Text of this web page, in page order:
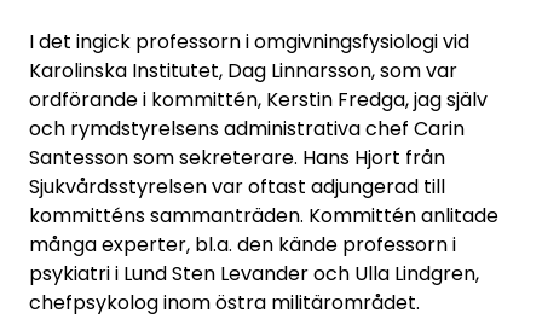
I det ingick professorn i omgivningsfysiologi vid
Karolinska Institutet, Dag Linnarsson, som var
ordförande i kommittén, Kerstin Fredga, jag själv
och rymdstyrelsens administrativa chef Carin
Santesson som sekreterare. Hans Hjort från
Sjukvårdsstyrelsen var oftast adjungerad till
kommitténs sammanträden. Kommittén anlitade
många experter, bl.a. den kände professorn i
psykiatri i Lund Sten Levander och Ulla Lindgren,
chefpsykolog inom östra militärområdet.